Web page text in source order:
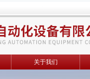
关于我们